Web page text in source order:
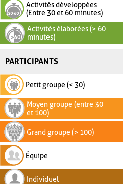
Activités développées
(Entre 30 et 60 minutes)
Activités élaborées (> 60
minutes)
PARTICIPANTS
Petit groupe (< 30)
Moyen groupe (entre 30
et 100)
Grand groupe (> 100)
Équipe
Individuel